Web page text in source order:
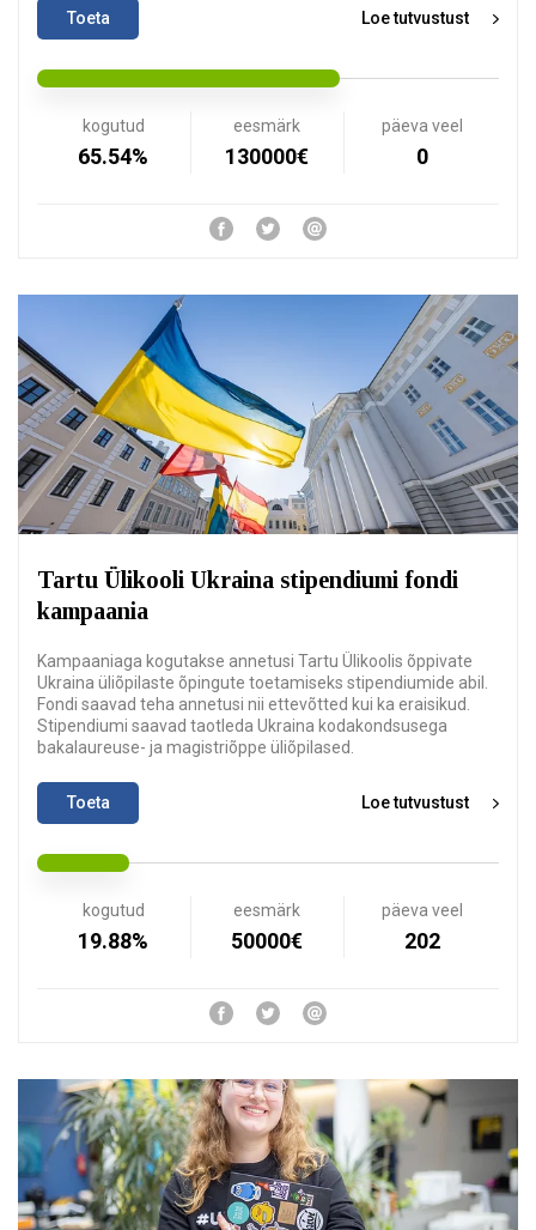
Toeta Loe tutvustust
kogutud
65.54%
eesmärk
130000€
päeva veel
0
Tartu Ülikooli Ukraina stipendiumi fondi
kampaania
Kampaaniaga kogutakse annetusi Tartu Ülikoolis õppivate
Ukraina üliõpilaste õpingute toetamiseks stipendiumide abil.
Fondi saavad teha annetusi nii ettevõtted kui ka eraisikud.
Stipendiumi saavad taotleda Ukraina kodakondsusega
bakalaureuse- ja magistriõppe üliõpilased.
Toeta Loe tutvustust
kogutud
19.88%
eesmärk
50000€
päeva veel
202